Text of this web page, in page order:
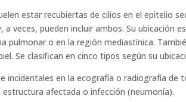
estar recubiertas de cilios en el epitelio
veces, pueden incluir ambos. Su ubicación
pulmonar o en la región mediastínica.
Se clasifican en cinco tipos según su
incidentales en la ecografía o radiografía
afectada o infección (neumonía).